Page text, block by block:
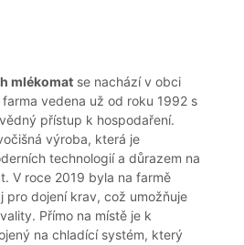
mlékomat se nachází v obci
vedena už od roku 1992 s
přístup k hospodaření.
výroba, která je
technologií a důrazem na
V roce 2019 byla na farmě
pro dojení krav, což umožňuje
Přímo na místě je k
na chladící systém, který